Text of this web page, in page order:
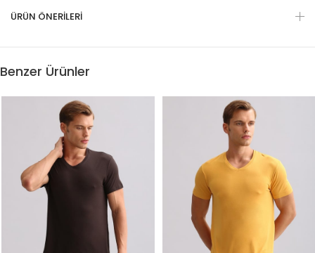
ÜRÜN ÖNERILERI
Benzer Ürünler